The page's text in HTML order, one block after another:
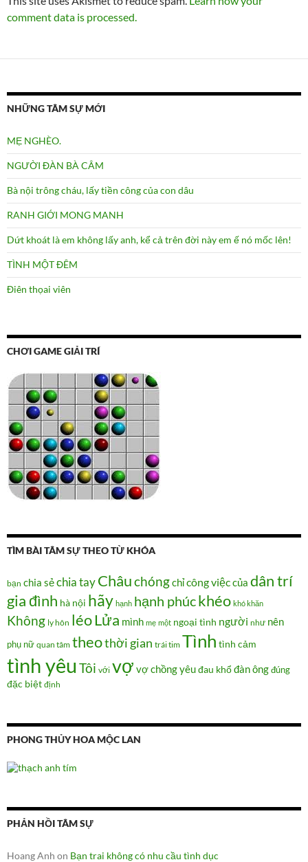
comment data is processed.
NHỮNG TÂM SỰ MỚI
MẸ NGHÈO.
NGƯỜI ĐÀN BÀ CÂM
Bà nội trông cháu, lấy tiền công của con dâu
RANH GIỚI MONG MANH
Dứt khoát là em không lấy anh, kể cả trên đời này em ế nó mốc lên!
TÌNH MỘT ĐÊM
Điên thọai viên
CHƠI GAME GIẢI TRÍ
TÌM BÀI TÂM SỰ THEO TỪ KHÓA
bạn chia sẻchia tay Châuchóngchỉcông việccủa dân trí
gia đình hà nội hãy hạnh hạnh phúckhéo khó khăn
Không ly hôn léoLửa mình mẹ một ngoại tình người như nên
phụ nữ quan tâm theothời gian trái tim Tình tình cảm
tình yêu Tôi với vợ vợ chồngyêuđau khổđàn ôngđúng
đặc biệt định
PHONG THỦY HOA MỘC LAN
PHẢN HỒI TÂM SỰ
Hoang Anh on Bạn trai không có nhu cầu tình dục